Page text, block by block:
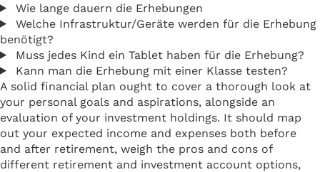
Wie lange dauern die Erhebungen
Welche Infrastruktur/Geräte werden für die Erhebung
benötigt?
Muss jedes Kind ein Tablet haben für die Erhebung?
Kann man die Erhebung mit einer Klasse testen?
A solid financial plan ought to cover a thorough look at
your personal goals and aspirations, alongside an
evaluation of your investment holdings. It should map
out your expected income and expenses both before
and after retirement, weigh the pros and cons of
different retirement and investment account options,